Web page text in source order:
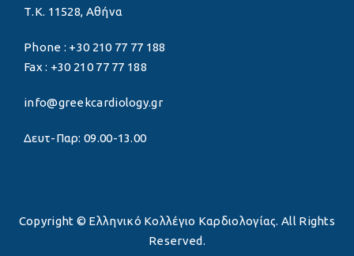
Τ.Κ. 11528, Αθήνα
Phone : +30 210 77 77 188
Fax : +30 210 77 77 188
info@greekcardiology.gr
Δευτ-Παρ: 09.00-13.00
Copyright © Ελληνικό Κολλέγιο Καρδιολογίας. All Rights
Reserved.